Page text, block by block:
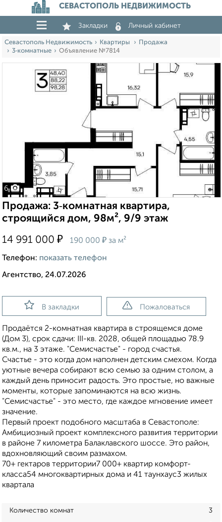
СЕВАСТОПОЛЬ НЕДВИЖИМОСТЬ
Закладки Личный кабинет
Севастополь Недвижимость Квартиры
Продажа
3‑комнатные
Объявление №7814
6
Продажа: 3‑комнатная квартира,
строящийся дом, 98м², 9/9 этаж
14 991 000 ₽ 190 000 ₽ за м²
Телефон: показать телефон
Агентство, 24.07.2026
В закладки Пожаловаться
Продаётся 2-комнатная квартира в строящемся доме
(Дом 3), срок сдачи: III-кв. 2028, общей площадью 78.9
кв.м., на 3 этаже. "Семисчастье" - город счастья.
Счастье - это когда дом наполнен детским смехом. Когда
уютные вечера собирают всю семью за одним столом, а
каждый день приносит радость. Это простые, но важные
моменты, которые запоминаются на всю жизнь.
"Семисчастье" - это место, где каждое мгновение имеет
значение.
Первый проект подобного масштаба в Севастополе:
Амбициозный проект комплексного развития территории
в районе 7 километра Балаклавского шоссе. Это район,
вдохновляющий своим размахом.
70+ гектаров территории7 000+ квартир комфорт-
класса54 многоквартирных дома и 41 таунхаус3 жилых
квартала
Количество комнат 3